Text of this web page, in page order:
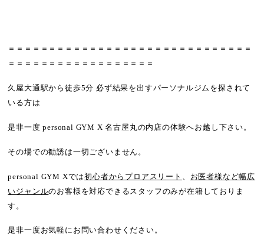
＝＝＝＝＝＝＝＝＝＝＝＝＝＝＝＝＝＝＝＝＝＝＝＝＝＝＝＝＝＝
＝＝＝＝＝＝＝＝＝＝＝＝＝＝＝＝＝＝
久屋大通駅から徒歩5分 必ず結果を出すパーソナルジムを探されて
いる方は
是非一度 personal GYM X 名古屋丸の内店の体験へお越し下さい。
その場での勧誘は一切ございません。
personal GYM Xでは初心者からプロアスリート
お医者様など幅広
いジャンルのお客様を対応できるスタッフのみが在籍しておりま
す。
是非一度お気軽にお問い合わせください。